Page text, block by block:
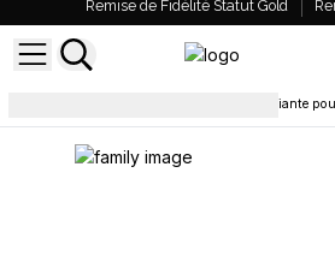
Remise de Fidélité Statut Gold
Brume Tonifiante